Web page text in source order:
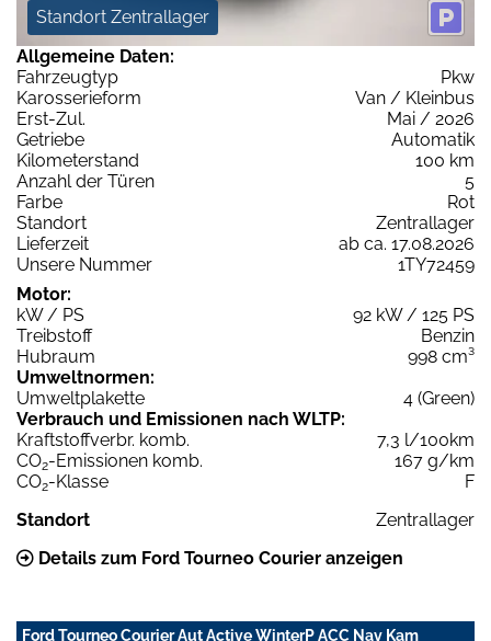
Standort Zentrallager
Allgemeine Daten:
Fahrzeugtyp
Pkw
Karosserieform
Van / Kleinbus
Erst-Zul.
Mai / 2026
Getriebe
Automatik
Kilometerstand
100 km
Anzahl der Türen
5
Farbe
Rot
Standort
Zentrallager
Lieferzeit
ab ca. 17.08.2026
Unsere Nummer
1TY72459
Motor:
kW / PS
92 kW / 125 PS
Treibstoff
Benzin
Hubraum
998 cm³
Umweltnormen:
Umweltplakette
4 (Green)
Verbrauch und Emissionen nach WLTP:
Kraftstoffverbr. komb.
7,3 l/100km
CO2-Emissionen komb.
167 g/km
CO2-Klasse
F
Standort
Zentrallager
Details zum Ford Tourneo Courier anzeigen
Ford Tourneo Courier Aut Active WinterP ACC Nav Kam